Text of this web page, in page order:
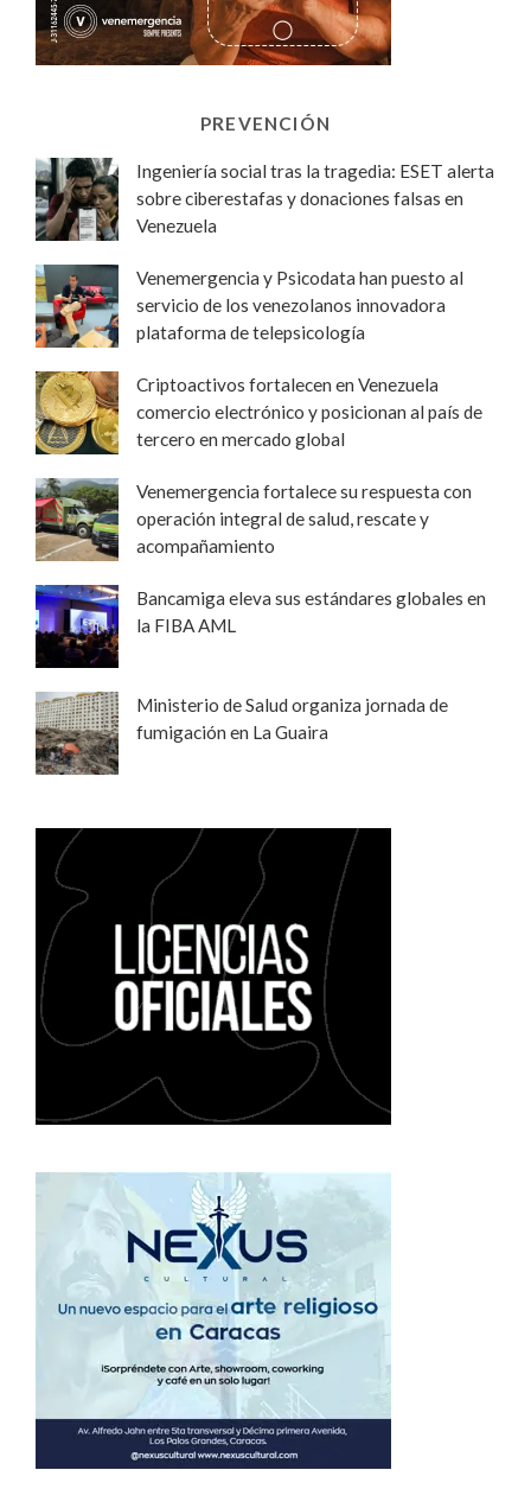
PREVENCIÓN
Ingeniería social tras la tragedia: ESET alerta
sobre ciberestafas y donaciones falsas en
Venezuela
Venemergencia y Psicodata han puesto al
servicio de los venezolanos innovadora
plataforma de telepsicología
Criptoactivos fortalecen en Venezuela
comercio electrónico y posicionan al país de
tercero en mercado global
Venemergencia fortalece su respuesta con
operación integral de salud, rescate y
acompañamiento
Bancamiga eleva sus estándares globales en
la FIBA AML
Ministerio de Salud organiza jornada de
fumigación en La Guaira